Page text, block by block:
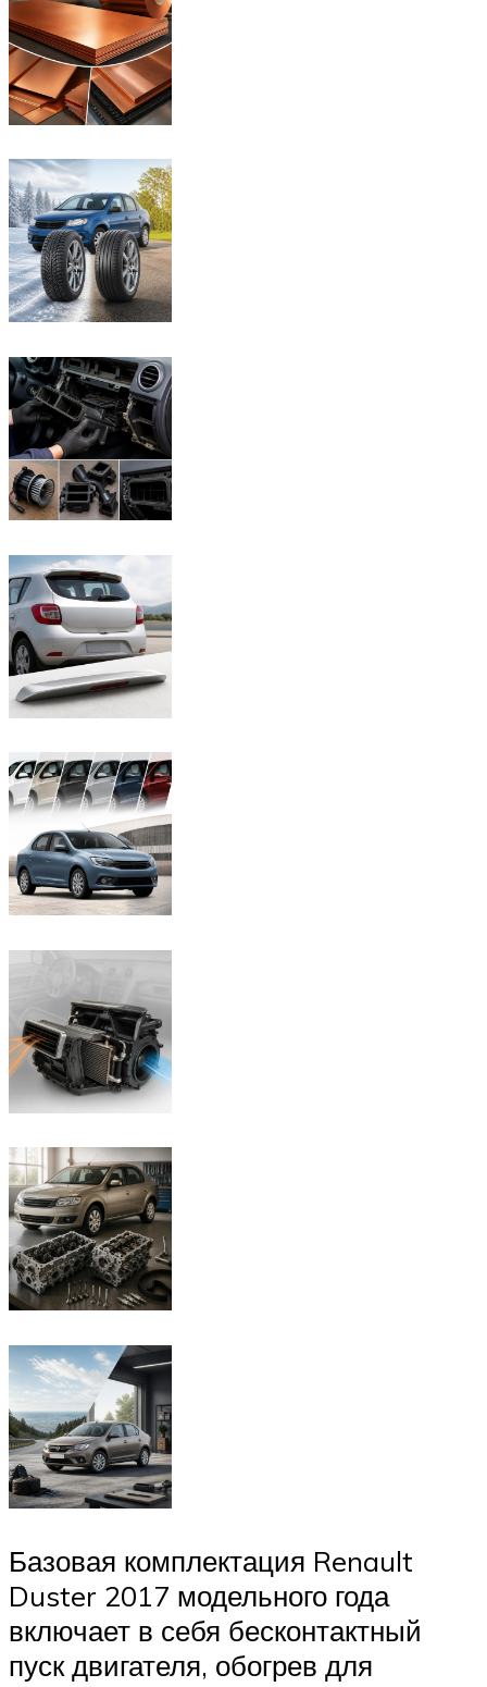
Базовая комплектация Renault
Duster 2017 модельного года
включает в себя бесконтактный
пуск двигателя, обогрев для